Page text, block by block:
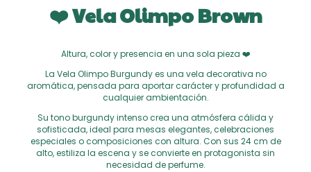
❤️ Vela Olimpo Brown
Altura, color y presencia en una sola pieza ❤️
La Vela Olimpo Burgundy es una vela decorativa no
aromática, pensada para aportar carácter y profundidad a
cualquier ambientación.
Su tono burgundy intenso crea una atmósfera cálida y
sofisticada, ideal para mesas elegantes, celebraciones
especiales o composiciones con altura. Con sus 24 cm de
alto, estiliza la escena y se convierte en protagonista sin
necesidad de perfume.